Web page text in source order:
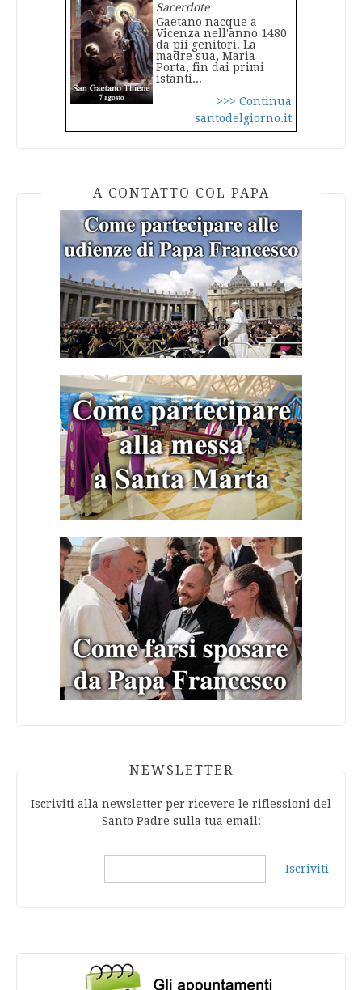
Sacerdote
Gaetano nacque a
Vicenza nell'anno 1480
da pii genitori. La
madre sua, Maria
Porta, fin dai primi
istanti...
>>> Continua
santodelgiorno.it
A CONTATTO COL PAPA
NEWSLETTER
Iscriviti alla newsletter per ricevere le riflessioni del
Santo Padre sulla tua email:
Iscriviti